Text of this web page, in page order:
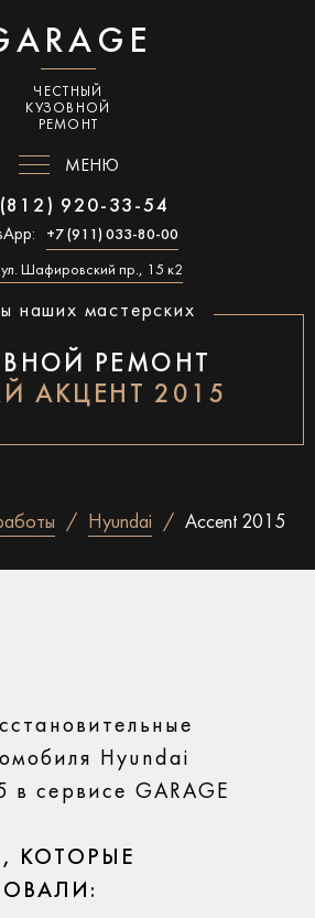
ЧЕСТНЫЙ
КУЗОВНОЙ
РЕМОНТ
МЕНЮ
920-33-54
+7 (911) 033-80-00
Шафировский пр., 15 к2
наших мастерских
РЕМОНТ
АКЦЕНТ 2015
Hyundai Accent 2015
Hyundai
в сервисе GARAGE
КОТОРЫЕ